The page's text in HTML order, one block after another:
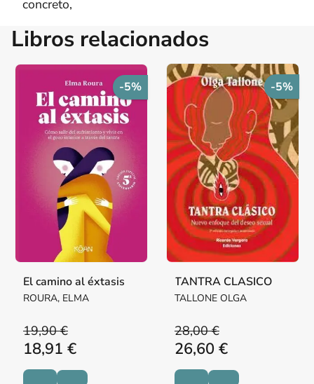
concreto,
Libros relacionados
-5%
El camino al éxtasis
ROURA, ELMA
19,90 €
18,91 €
-5%
TANTRA CLASICO
TALLONE OLGA
28,00 €
26,60 €